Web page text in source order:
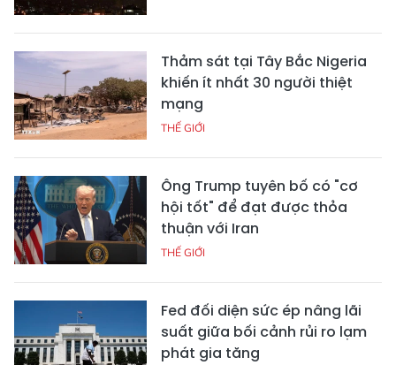
Thảm sát tại Tây Bắc Nigeria
khiến ít nhất 30 người thiệt
mạng
THẾ GIỚI
Ông Trump tuyên bố có "cơ
hội tốt" để đạt được thỏa
thuận với Iran
THẾ GIỚI
Fed đối diện sức ép nâng lãi
suất giữa bối cảnh rủi ro lạm
phát gia tăng